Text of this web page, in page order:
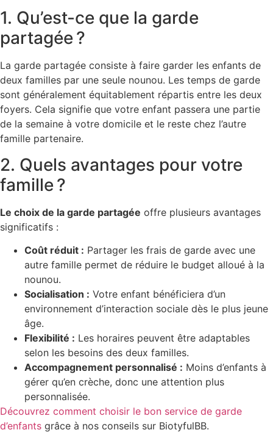
1. Qu’est-ce que la garde
partagée ?
La garde partagée consiste à faire garder les enfants de
deux familles par une seule nounou. Les temps de garde
sont généralement équitablement répartis entre les deux
foyers. Cela signifie que votre enfant passera une partie
de la semaine à votre domicile et le reste chez l’autre
famille partenaire.
2. Quels avantages pour votre
famille ?
Le choix de la garde partagée offre plusieurs avantages
significatifs :
Coût réduit : Partager les frais de garde avec une
autre famille permet de réduire le budget alloué à la
nounou.
Socialisation : Votre enfant bénéficiera d’un
environnement d’interaction sociale dès le plus jeune
âge.
Flexibilité : Les horaires peuvent être adaptables
selon les besoins des deux familles.
Accompagnement personnalisé : Moins d’enfants à
gérer qu’en crèche, donc une attention plus
personnalisée.
Découvrez comment choisir le bon service de garde
d’enfants grâce à nos conseils sur BiotyfulBB.